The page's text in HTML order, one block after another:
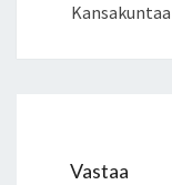
Vastaa